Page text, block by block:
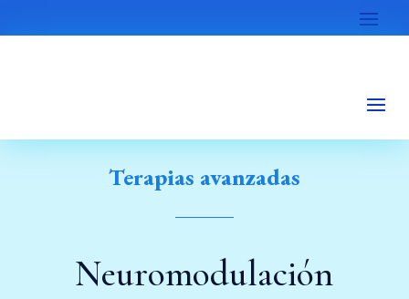
Terapias avanzadas
Neuromodulación